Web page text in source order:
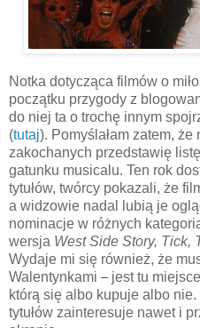
Notka dotycząca filmów o
początku przygody z
do niej ta o trochę innym
(tutaj). Pomyślałam zatem,
zakochanych przedstawię
gatunku musicalu. Ten rok
tytułów, twórcy pokazali, że
a widzowie nadal lubią je
nominacje w różnych
wersja West Side Story, Tick,
Wydaje mi się również, że
Walentynkami –jest tu
którą się albo kupuje albo
tytułów zainteresuje nawet i